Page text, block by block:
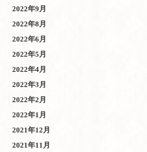
2022年9月
2022年8月
2022年6月
2022年5月
2022年4月
2022年3月
2022年2月
2022年1月
2021年12月
2021年11月